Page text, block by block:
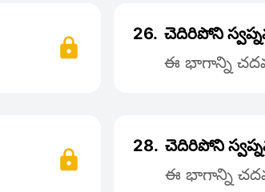
26. చెదిరిపోని
ఈ భాగాన్ని
28. చెదిరిపోని
ఈ భాగాన్ని